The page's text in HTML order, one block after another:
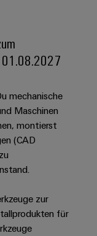
01.08.2027
mechanische
Maschinen
montierst
(CAD
zur
für